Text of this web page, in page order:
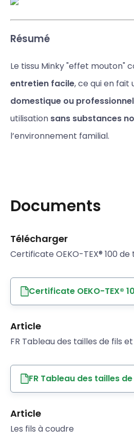
Résumé
Le tissu Minky "effet mouton"
entretien facile, ce qui en fait
domestique ou
utilisation sans substances
l’environnement familial.
Documents
Télécharger
Certificate OEKO-TEX® 100 de
Certificate OEKO-TEX®
Article
FR Tableau des tailles de fils
FR Tableau des tailles
Article
Les fils à coudre